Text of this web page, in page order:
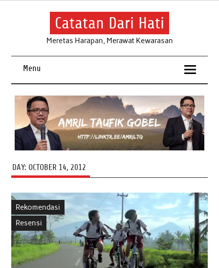
Skip
Catatan Dari Hati
Meretas Harapan, Merawat Kewarasan
Menu
DAY: OCTOBER 14, 2012
Rekomendasi
Resensi